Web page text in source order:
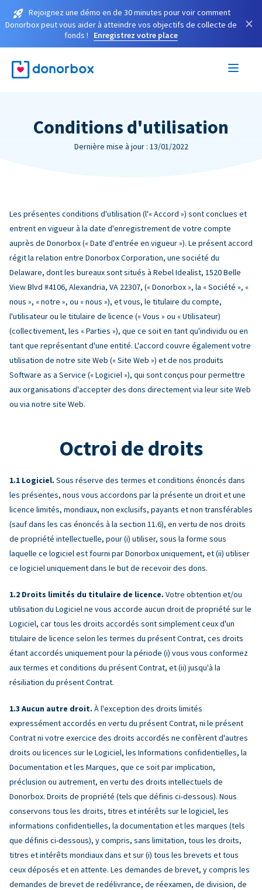
Rejoignez une démo en de 30 minutes pour voir comment
Donorbox peut vous aider à atteindre vos objectifs de collecte de
fonds !
Enregistrez votre place
×
Conditions d'utilisation
Dernière mise à jour : 13/01/2022
Les présentes conditions d'utilisation (l'« Accord ») sont conclues et
entrent en vigueur à la date d'enregistrement de votre compte
auprès de Donorbox (« Date d'entrée en vigueur »). Le présent accord
régit la relation entre Donorbox Corporation, une société du
Delaware, dont les bureaux sont situés à Rebel Idealist, 1520 Belle
View Blvd #4106, Alexandria, VA 22307, (« Donorbox », la « Société », «
nous », « notre », ou « nous »), et vous, le titulaire du compte,
l'utilisateur ou le titulaire de licence (« Vous » ou « Utilisateur)
(collectivement, les « Parties »), que ce soit en tant qu'individu ou en
tant que représentant d'une entité. L'accord couvre également votre
utilisation de notre site Web (« Site Web ») et de nos produits
Software as a Service (« Logiciel »), qui sont conçus pour permettre
aux organisations d'accepter des dons directement via leur site Web
ou via notre site Web.
Octroi de droits
Logiciel. Sous réserve des termes et conditions énoncés dans
les présentes, nous vous accordons par la présente un droit et une
licence limités, mondiaux, non exclusifs, payants et non transférables
(sauf dans les cas énoncés à la section 11.6), en vertu de nos droits
de propriété intellectuelle, pour (i) utiliser, sous la forme sous
laquelle ce logiciel est fourni par Donorbox uniquement, et (ii) utiliser
ce logiciel uniquement dans le but de recevoir des dons.
Droits limités du titulaire de licence. Votre obtention et/ou
utilisation du Logiciel ne vous accorde aucun droit de propriété sur le
Logiciel, car tous les droits accordés sont simplement ceux d'un
titulaire de licence selon les termes du présent Contrat, ces droits
étant accordés uniquement pour la période (i) vous vous conformez
aux termes et conditions du présent Contrat, et (ii) jusqu'à la
résiliation du présent Contrat.
Aucun autre droit. À l'exception des droits limités
expressément accordés en vertu du présent Contrat, ni le présent
Contrat ni votre exercice des droits accordés ne confèrent d'autres
droits ou licences sur le Logiciel, les Informations confidentielles, la
Documentation et les Marques, que ce soit par implication,
préclusion ou autrement, en vertu des droits intellectuels de
Donorbox. Droits de propriété (tels que définis ci-dessous). Nous
conservons tous les droits, titres et intérêts sur le logiciel, les
informations confidentielles, la documentation et les marques (tels
que définis ci-dessous), y compris, sans limitation, tous les droits,
titres et intérêts mondiaux dans et sur (i) tous les brevets et tous
ceux déposés et en attente. Les demandes de brevet, y compris les
demandes de brevet de redélivrance, de réexamen, de division, de